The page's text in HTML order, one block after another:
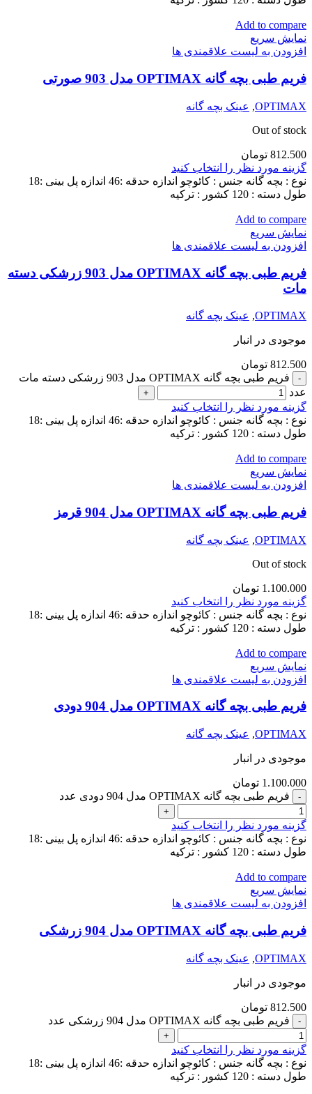
Add to compare
نمایش سریع
افزودن به لیست علاقمندی ها
فریم طبی بچه گانه OPTIMAX مدل 903 صورتی
OPTIMAX
, عینک بچه گانه
Out of stock
812.500 تومان
گزینه مورد نظر را انتخاب کنید
نوع : بچه گانه جنس : کائوچو اندازه حدقه :46 اندازه پل بینی :18
طول دسته : 120 کشور : ترکیه
Add to compare
نمایش سریع
افزودن به لیست علاقمندی ها
فریم طبی بچه گانه OPTIMAX مدل 903 زرشکی دسته
مات
OPTIMAX
, عینک بچه گانه
موجودی در انبار
812.500 تومان
فریم طبی بچه گانه OPTIMAX مدل 903 زرشکی دسته مات
عدد
گزینه مورد نظر را انتخاب کنید
نوع : بچه گانه جنس : کائوچو اندازه حدقه :46 اندازه پل بینی :18
طول دسته : 120 کشور : ترکیه
Add to compare
نمایش سریع
افزودن به لیست علاقمندی ها
فریم طبی بچه گانه OPTIMAX مدل 904 قرمز
OPTIMAX
, عینک بچه گانه
Out of stock
1.100.000 تومان
گزینه مورد نظر را انتخاب کنید
نوع : بچه گانه جنس : کائوچو اندازه حدقه :46 اندازه پل بینی :18
طول دسته : 120 کشور : ترکیه
Add to compare
نمایش سریع
افزودن به لیست علاقمندی ها
فریم طبی بچه گانه OPTIMAX مدل 904 دودی
OPTIMAX
, عینک بچه گانه
موجودی در انبار
1.100.000 تومان
فریم طبی بچه گانه OPTIMAX مدل 904 دودی عدد
گزینه مورد نظر را انتخاب کنید
نوع : بچه گانه جنس : کائوچو اندازه حدقه :46 اندازه پل بینی :18
طول دسته : 120 کشور : ترکیه
Add to compare
نمایش سریع
افزودن به لیست علاقمندی ها
فریم طبی بچه گانه OPTIMAX مدل 904 زرشکی
OPTIMAX
, عینک بچه گانه
موجودی در انبار
812.500 تومان
فریم طبی بچه گانه OPTIMAX مدل 904 زرشکی عدد
گزینه مورد نظر را انتخاب کنید
نوع : بچه گانه جنس : کائوچو اندازه حدقه :46 اندازه پل بینی :18
طول دسته : 120 کشور : ترکیه